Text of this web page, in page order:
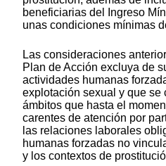
beneficiarias del Ingreso
unas condiciones mínimas
Las consideraciones
Plan de Acción excluya de
actividades humanas
explotación sexual y que se
ámbitos que hasta el
carentes de atención por
las relaciones laborales
humanas forzadas no
y los contextos de